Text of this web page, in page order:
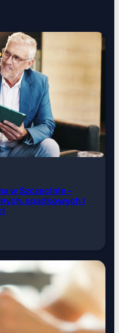
w Szczecinie –
spadkowych i